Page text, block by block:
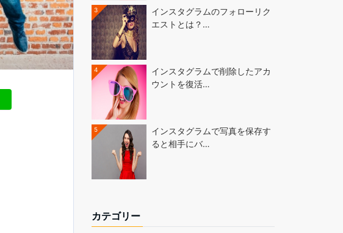
3
インスタグラムのフォローリク
エストとは？…
4
インスタグラムで削除したアカ
ウントを復活…
5
インスタグラムで写真を保存す
ると相手にバ…
カテゴリー